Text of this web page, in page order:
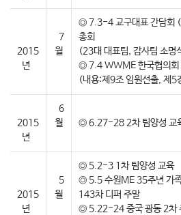
2015
년
7
월
◎ 7.3-4 교구대표 간담회 (
총회
(23대 대표팀, 감사팀 소명
◎ 7.4 WWME 한국협의회
(내용:제9조 임원선출, 제5
2015
년
6
월
◎ 6.27-28 2차 팀양성 교
2015
년
5
월
◎ 5.2-3 1차 팀양성 교육
◎ 5.5 수원ME 35주년 가
143차 디퍼 주말
◎ 5.22-24 중국 광동 2차